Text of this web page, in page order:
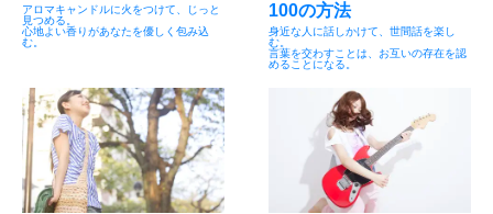
アロマキャンドルに火をつけて、じっと
見つめる。
心地よい香りがあなたを優しく包み込
む。
100の方法
身近な人に話しかけて、世間話を楽し
む。
言葉を交わすことは、お互いの存在を認
めることになる。